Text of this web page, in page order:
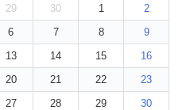
29 30 1
2
6 7 8
9
13 14 15
16
20 21 22
23
27 28 29
30